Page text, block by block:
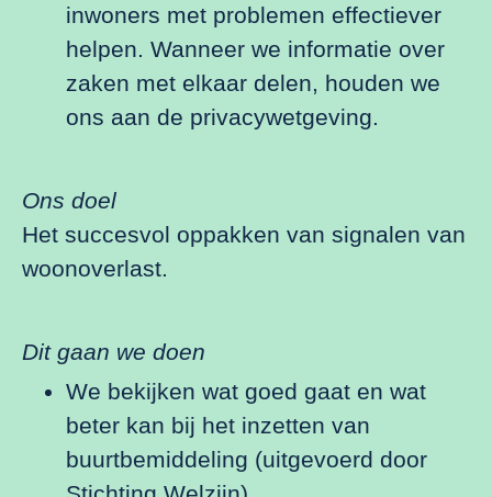
inwoners met problemen effectiever
helpen. Wanneer we informatie over
zaken met elkaar delen, houden we
ons aan de privacywetgeving.
Ons doel
Het succesvol oppakken van signalen van
woonoverlast.
Dit gaan we doen
We bekijken wat goed gaat en wat
beter kan bij het inzetten van
buurtbemiddeling (uitgevoerd door